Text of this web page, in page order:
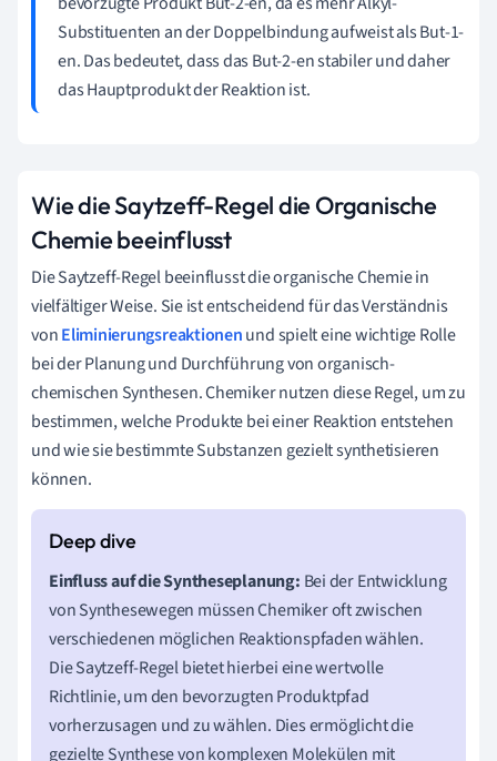
Substituenten an der Doppelbindung aufweist als But-1-
en. Das bedeutet, dass das But-2-en stabiler und daher
das Hauptprodukt der Reaktion ist.
Wie die Saytzeff-Regel die Organische
Chemie beeinflusst
Die Saytzeff-Regel beeinflusst die organische Chemie in
vielfältiger Weise. Sie ist entscheidend für das Verständnis
vonEliminierungsreaktionenund spielt eine wichtige Rolle
bei der Planung und Durchführung von organisch-
chemischen Synthesen. Chemiker nutzen diese Regel, um zu
bestimmen, welche Produkte bei einer Reaktion entstehen
und wie sie bestimmte Substanzen gezielt synthetisieren
können.
Einfluss auf die Syntheseplanung: Bei der Entwicklung
von Synthesewegen müssen Chemiker oft zwischen
verschiedenen möglichen Reaktionspfaden wählen.
Die Saytzeff-Regel bietet hierbei eine wertvolle
Richtlinie, um den bevorzugten Produktpfad
vorherzusagen und zu wählen. Dies ermöglicht die
gezielte Synthese von komplexen Molekülen mit